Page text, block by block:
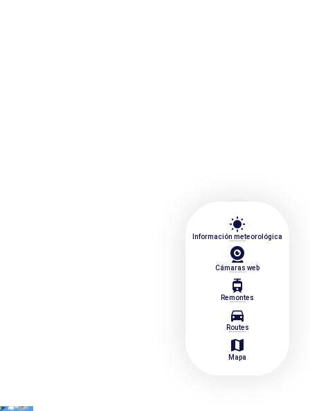
wb_sunny
Información meteorológica
Cámaras web
tram
Remontes
directions_car
Routes
map
Mapa